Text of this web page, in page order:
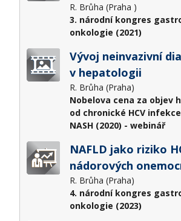
R. Brůha (Praha )
3. národní kongres
onkologie (2021)
Vývoj neinvazivní
v hepatologii
R. Brůha (Praha)
Nobelova cena za objev
od chronické HCV
NASH (2020) - webinář
NAFLD jako riziko
nádorových
R. Brůha (Praha)
4. národní kongres
onkologie (2023)